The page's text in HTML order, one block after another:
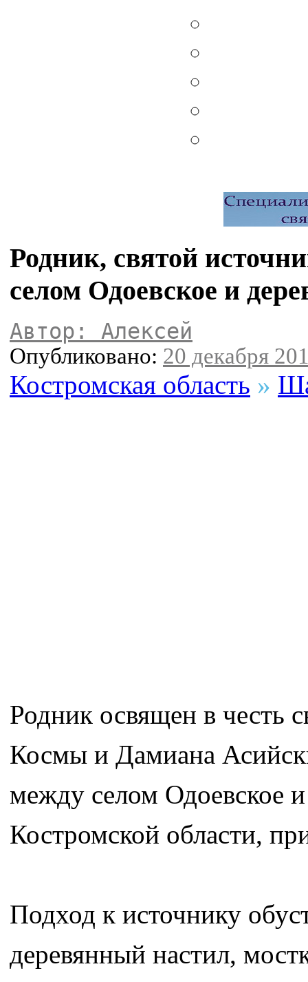
Родник, святой
селом Одоевское и
Автор: Алексей
Опубликовано: 20 декабря
Костромская область »
Родник освящен в честь
Космы и Дамиана
между селом Одоевское
Костромской области,
Подход к источнику
деревянный настил,